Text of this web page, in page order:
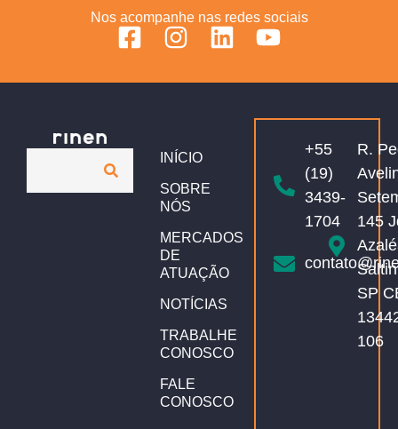
Nos acompanhe nas redes sociais
INÍCIO
SOBRE
NÓS
MERCADOS
DE
ATUAÇÃO
NOTÍCIAS
TRABALHE
CONOSCO
FALE
CONOSCO
+55
(19)
3439-
1704
R.
145
SP
106